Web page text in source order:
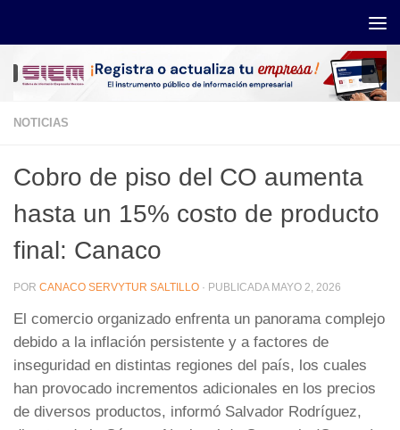
NOTICIAS
Cobro de piso del CO aumenta
hasta un 15% costo de producto
final: Canaco
POR CANACO SERVYTUR SALTILLO · PUBLICADA MAYO 2, 2026
El comercio organizado enfrenta un panorama complejo
debido a la inflación persistente y a factores de
inseguridad en distintas regiones del país, los cuales
han provocado incrementos adicionales en los precios
de diversos productos, informó Salvador Rodríguez,